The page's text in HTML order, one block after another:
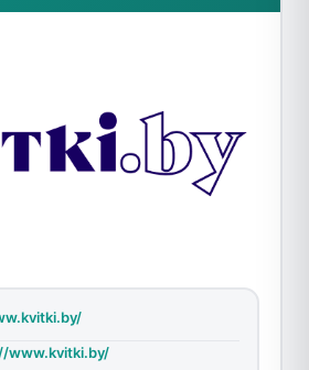
www.kvitki.by/